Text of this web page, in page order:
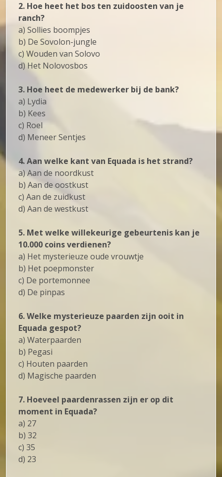
2. Hoe heet het bos ten zuidoosten van je
ranch?
a) Sollies boompjes
b) De Sovolon-jungle
c) Wouden van Solovo
d) Het Nolovosbos
3. Hoe heet de medewerker bij de bank?
a) Lydia
b) Kees
c) Roel
d) Meneer Sentjes
4. Aan welke kant van Equada is het strand?
a) Aan de noordkust
b) Aan de oostkust
c) Aan de zuidkust
d) Aan de westkust
5. Met welke willekeurige gebeurtenis kan je
10.000 coins verdienen?
a) Het mysterieuze oude vrouwtje
b) Het poepmonster
c) De portemonnee
d) De pinpas
6. Welke mysterieuze paarden zijn ooit in
Equada gespot?
a) Waterpaarden
b) Pegasi
c) Houten paarden
d) Magische paarden
7. Hoeveel paardenrassen zijn er op dit
moment in Equada?
a) 27
b) 32
c) 35
d) 23